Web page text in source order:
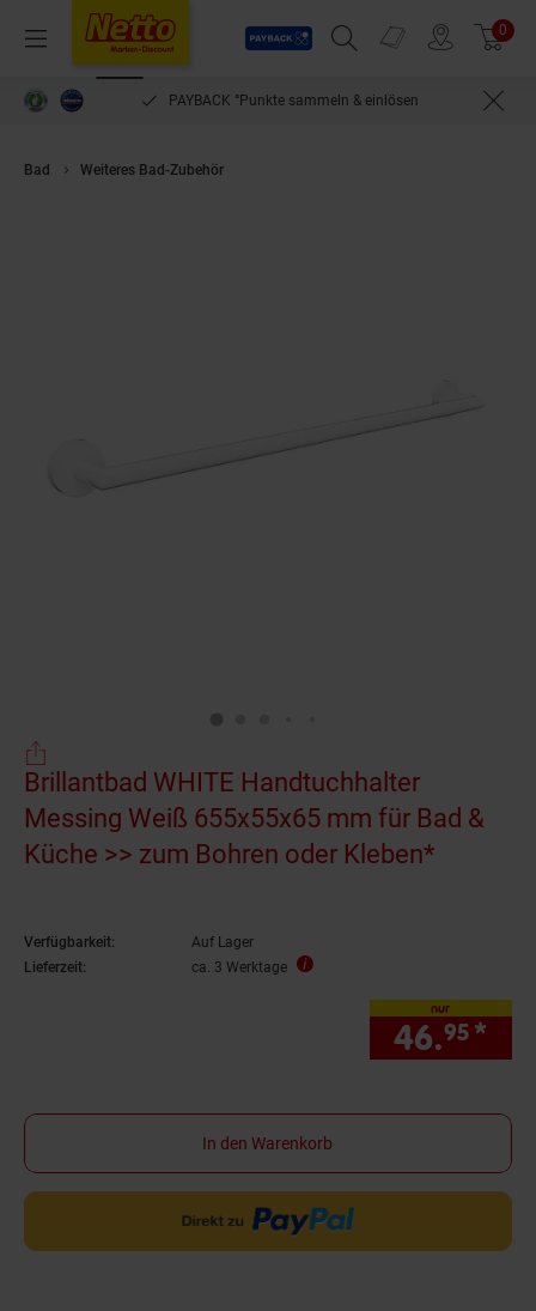
Menü
Payback
Suchfeld einblenden
Prospekte 0
PAYBACK °Punkte sammeln & einlösen
Bad Weiteres Bad-Zubehör
Brillantbad WHITE Handtuchhalter
Messing Weiß 655x55x65 mm für Bad &
Küche >> zum Bohren oder Kleben*
Verfügbarkeit:
Auf Lager
Lieferzeit:
ca. 3 Werktage
nur
46.95 *
In den Warenkorb